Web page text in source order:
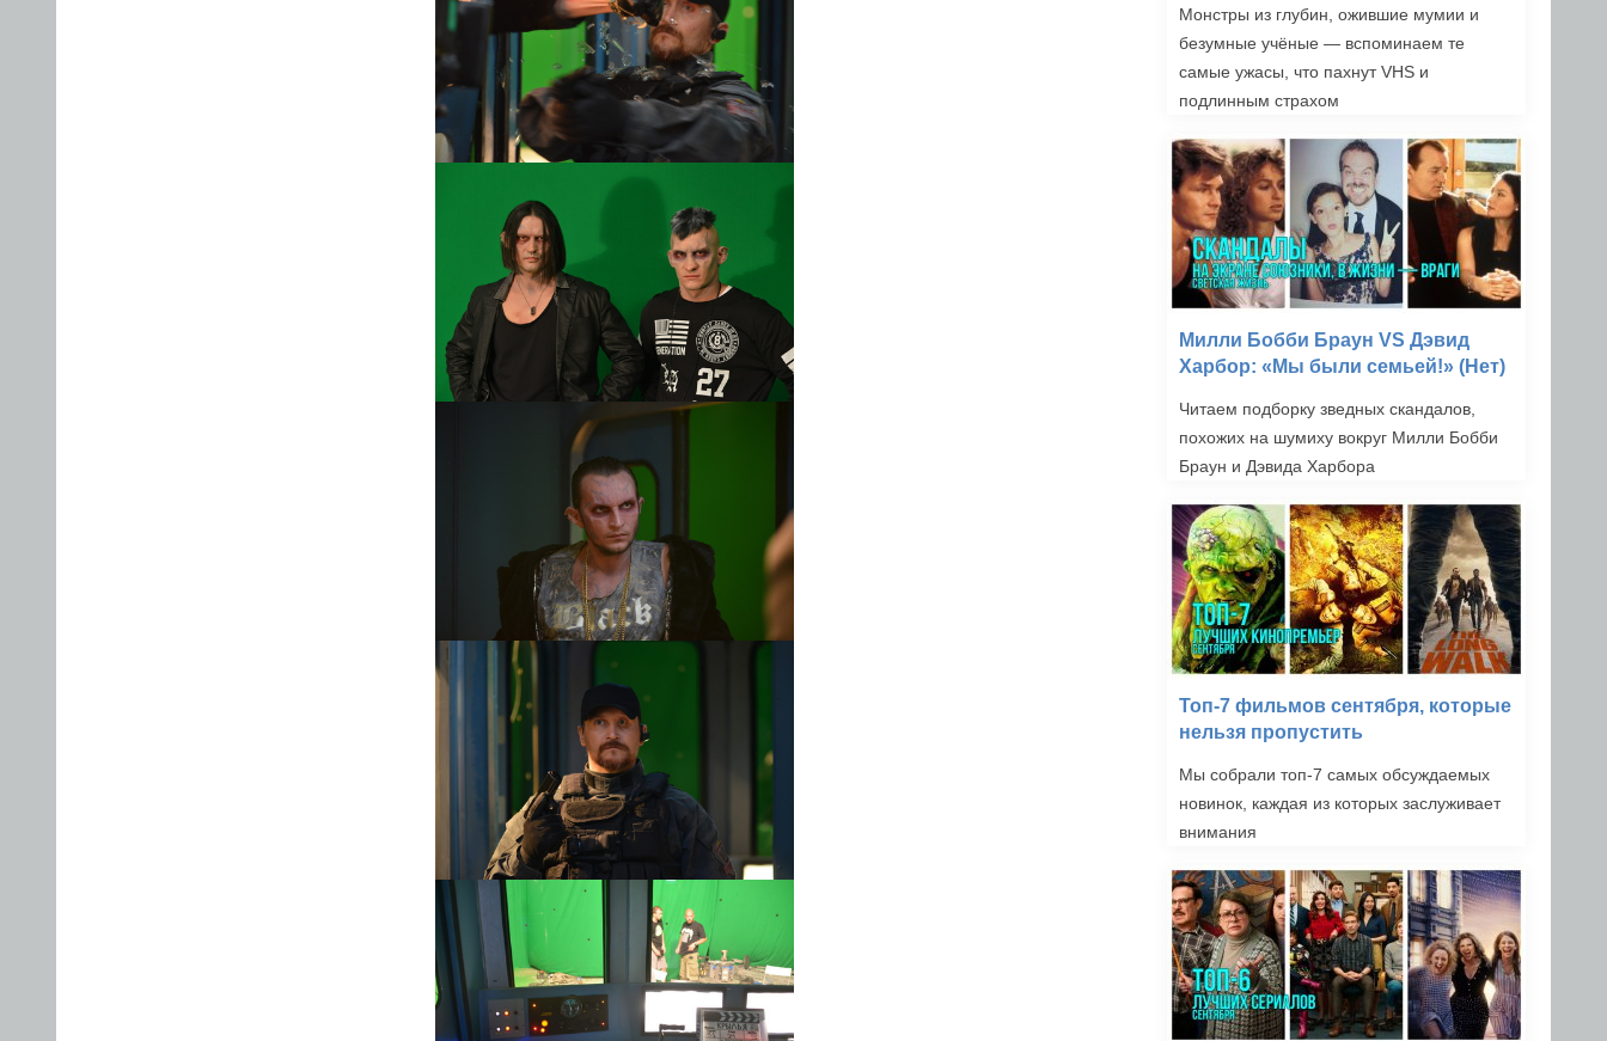
Монстры из глубин, ожившие мумии и
безумные учёные — вспоминаем те
самые ужасы, что пахнут VHS и
подлинным страхом
Милли Бобби Браун VS Дэвид
Харбор: «Мы были семьей!» (Нет)
Читаем подборку зведных скандалов,
похожих на шумиху вокруг Милли Бобби
Браун и Дэвида Харбора
Топ-7 фильмов сентября, которые
нельзя пропустить
Мы собрали топ-7 самых обсуждаемых
новинок, каждая из которых заслуживает
внимания